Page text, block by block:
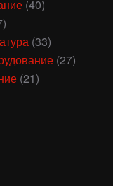
(40)
(33)
(27)
(21)